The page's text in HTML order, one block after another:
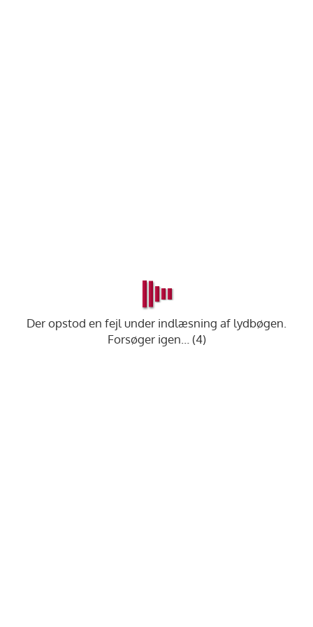
Der opstod en fejl under indlæsning af lydbøgen.
Forsøger igen… (5)